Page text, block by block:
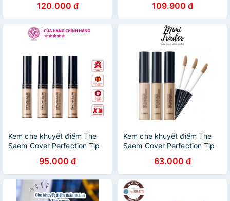
120.000 đ 109.900 đ
Kem che khuyết điểm The
Saem Cover Perfection Tip
95.000 đ
Kem che khuyết điểm The
Saem Cover Perfection Tip
63.000 đ